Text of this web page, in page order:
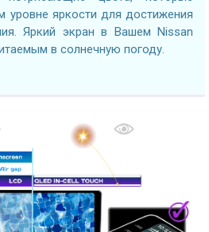
уровне яркости для достижения
Яркий экран в Вашем Nissan
в солнечную погоду.